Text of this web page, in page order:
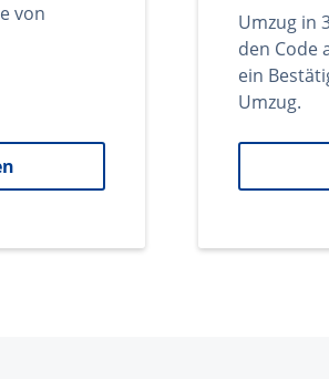
von
Umzug in
den Code
ein
Umzug.